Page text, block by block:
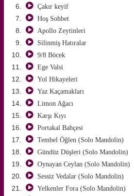
Çakır keyif
Hoş Sohbet
Apollo Zeytinleri
Silinmiş Hatıralar
9/8 Böcek
Ege Valsi
Yol Hikayeleri
Yaz Kaçamakları
Limon Ağacı
Karşı Kıyı
Portakal Bahçesi
Tembel Öğlen (Solo Mandolin)
Gündüz Düşleri (Solo Mandolin)
Oynayan Ceylan (Solo Mandolin)
Sessiz Vedalar (Solo Mandolin)
Yelkenler Fora (Solo Mandolin)